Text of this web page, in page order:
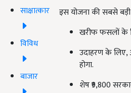
साक्षात्कार
विविध
बाजार
इस योजना की सबसे
खरीफ फसलों के
उदाहरण के लिए,
होगा.
शेष ₹9,800